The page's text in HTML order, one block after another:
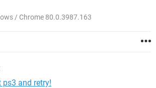
/ Chrome 80.0.3987.163
ps3 and retry!